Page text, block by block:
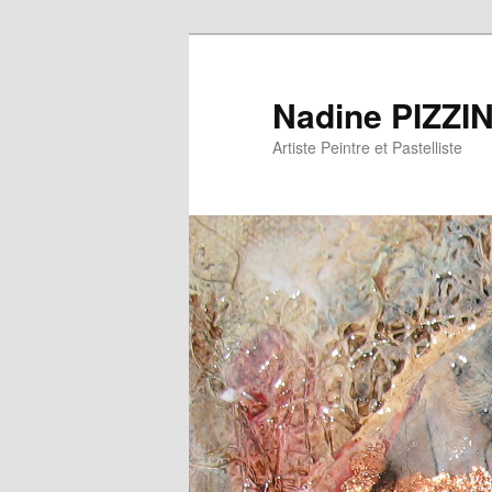
Nadine
Artiste Peintre et Pastelliste